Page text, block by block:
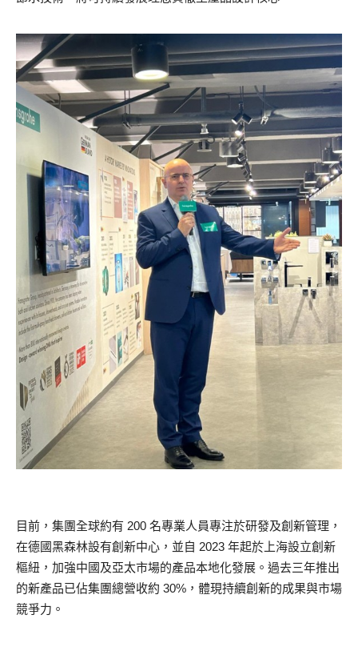
目前，集團全球約有 200 名專業人員專注於研發及創新管理，
在德國黑森林設有創新中心，並自 2023 年起於上海設立創新
樞紐，加強中國及亞太市場的產品本地化發展。過去三年推出
的新產品已佔集團總營收約 30%，體現持續創新的成果與市場
競爭力。